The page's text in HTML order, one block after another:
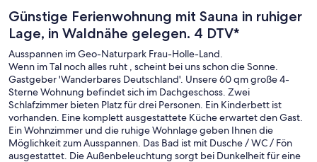
Günstige Ferienwohnung mit Sauna in ruhiger
Lage, in Waldnähe gelegen. 4 DTV*
Ausspannen im Geo-Naturpark Frau-Holle-Land.
Wenn im Tal noch alles ruht , scheint bei uns schon die Sonne.
Gastgeber 'Wanderbares Deutschland'. Unsere 60 qm große 4-
Sterne Wohnung befindet sich im Dachgeschoss. Zwei
Schlafzimmer bieten Platz für drei Personen. Ein Kinderbett ist
vorhanden. Eine komplett ausgestattete Küche erwartet den Gast.
Ein Wohnzimmer und die ruhige Wohnlage geben Ihnen die
Möglichkeit zum Ausspannen. Das Bad ist mit Dusche / WC / Fön
ausgestattet. Die Außenbeleuchtung sorgt bei Dunkelheit für eine